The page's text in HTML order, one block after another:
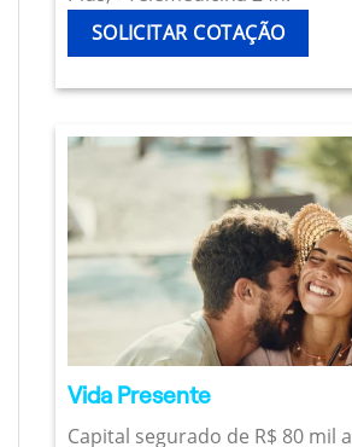
SOLICITAR COTAÇÃO
Vida Presente
Capital segurado de R$ 80 mil